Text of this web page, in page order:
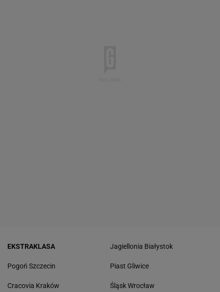
EKSTRAKLASA
Pogoń Szczecin
Cracovia Kraków
Jagiellonia Białystok
Piast Gliwice
Śląsk Wrocław